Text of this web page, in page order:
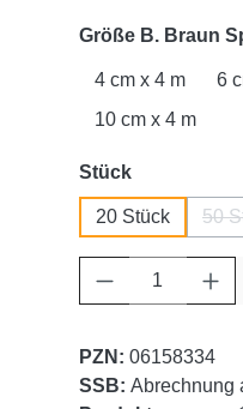
Größe B. Braun
4 cm x 4 m 6
10 cm x 4 m
Stückauswählen
20 Stück 50
PZN: 06158334
SSB: Abrechnung